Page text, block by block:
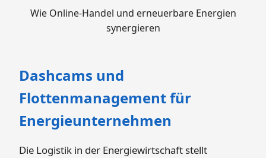
Wie Online-Handel und erneuerbare Energien
synergieren
Dashcams und
Flottenmanagement für
Energieunternehmen
Die Logistik in der Energiewirtschaft stellt